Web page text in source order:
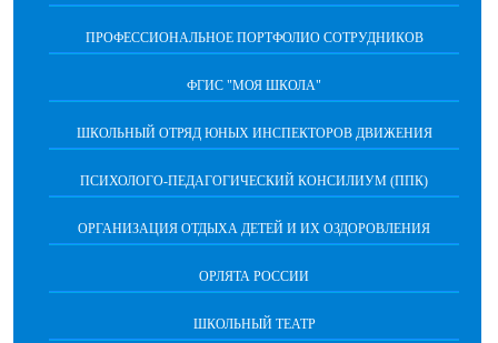
ПРОФЕССИОНАЛЬНОЕ ПОРТФОЛИО СОТРУДНИКОВ
ФГИС "МОЯ ШКОЛА"
ШКОЛЬНЫЙ ОТРЯД ЮНЫХ ИНСПЕКТОРОВ ДВИЖЕНИЯ
ПСИХОЛОГО-ПЕДАГОГИЧЕСКИЙ КОНСИЛИУМ (ППК)
ОРГАНИЗАЦИЯ ОТДЫХА ДЕТЕЙ И ИХ ОЗДОРОВЛЕНИЯ
ОРЛЯТА РОССИИ
ШКОЛЬНЫЙ ТЕАТР